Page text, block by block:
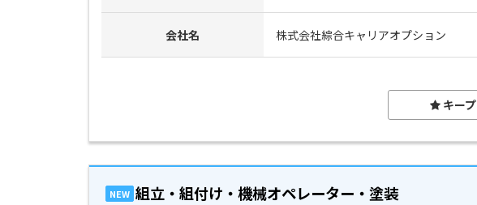
会社名 株式会社綜合キャリアオプション
キープ
NEW 組立・組付け・機械オペレーター・塗装